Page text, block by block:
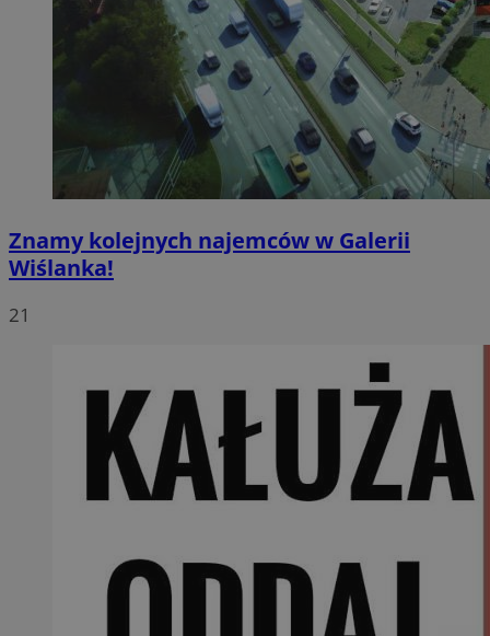
Znamy kolejnych najemców w Galerii
Wiślanka!
21